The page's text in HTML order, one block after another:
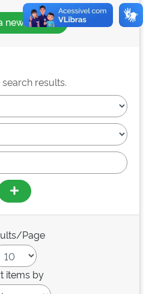
new search
results.
Page
items by